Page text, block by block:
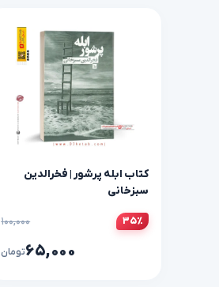
کتاب ابله پرشور | فخرالدین
سبزخانی
۳۵٪ ۱۰۰,۰۰۰
۶۵,۰۰۰تومان